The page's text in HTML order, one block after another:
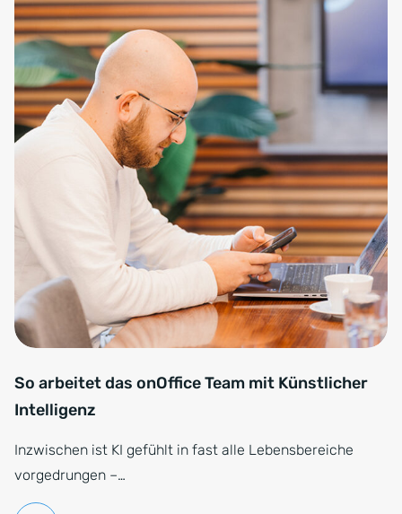
So arbeitet das onOffice Team mit Künstlicher
Intelligenz
Inzwischen ist KI gefühlt in fast alle Lebensbereiche
vorgedrungen –…